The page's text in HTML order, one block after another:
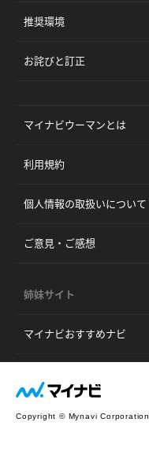
推奨環境
お詫びと訂正
マイナビウーマンとは
利用規約
個人情報の取扱いについて
ご意見・ご感想
姉妹サイト
マイナビおすすめナビ
Copyright © Mynavi Corporation